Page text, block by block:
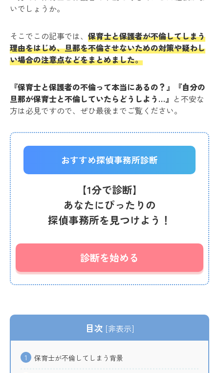
いでしょうか。
そこでこの記事では、 保育士と保護者が不倫してしまう
理由をはじめ、旦那を不倫させないための対策や疑わし
い場合の注意点などをまとめました。
『保育士と保護者の不倫って本当にあるの？』『自分の
旦那が保育士と不倫していたらどうしよう…』 と不安な
方は必見ですので、ぜひ最後までご覧ください。
おすすめ探偵事務所診断
【1分で診断】
あなたにぴったりの
探偵事務所を見つけよう！
診断を始める
目次 [非表示]
1 保育士が不倫してしまう背景